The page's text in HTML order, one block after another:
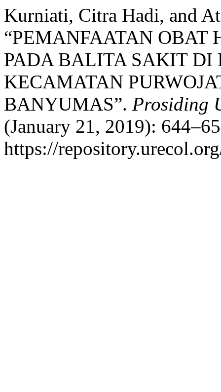
Kurniati, Citra Hadi, and
“PEMANFAATAN OBAT
PADA BALITA SAKIT DI
KECAMATAN
BANYUMAS”. Prosiding
(January 21, 2019):
https://